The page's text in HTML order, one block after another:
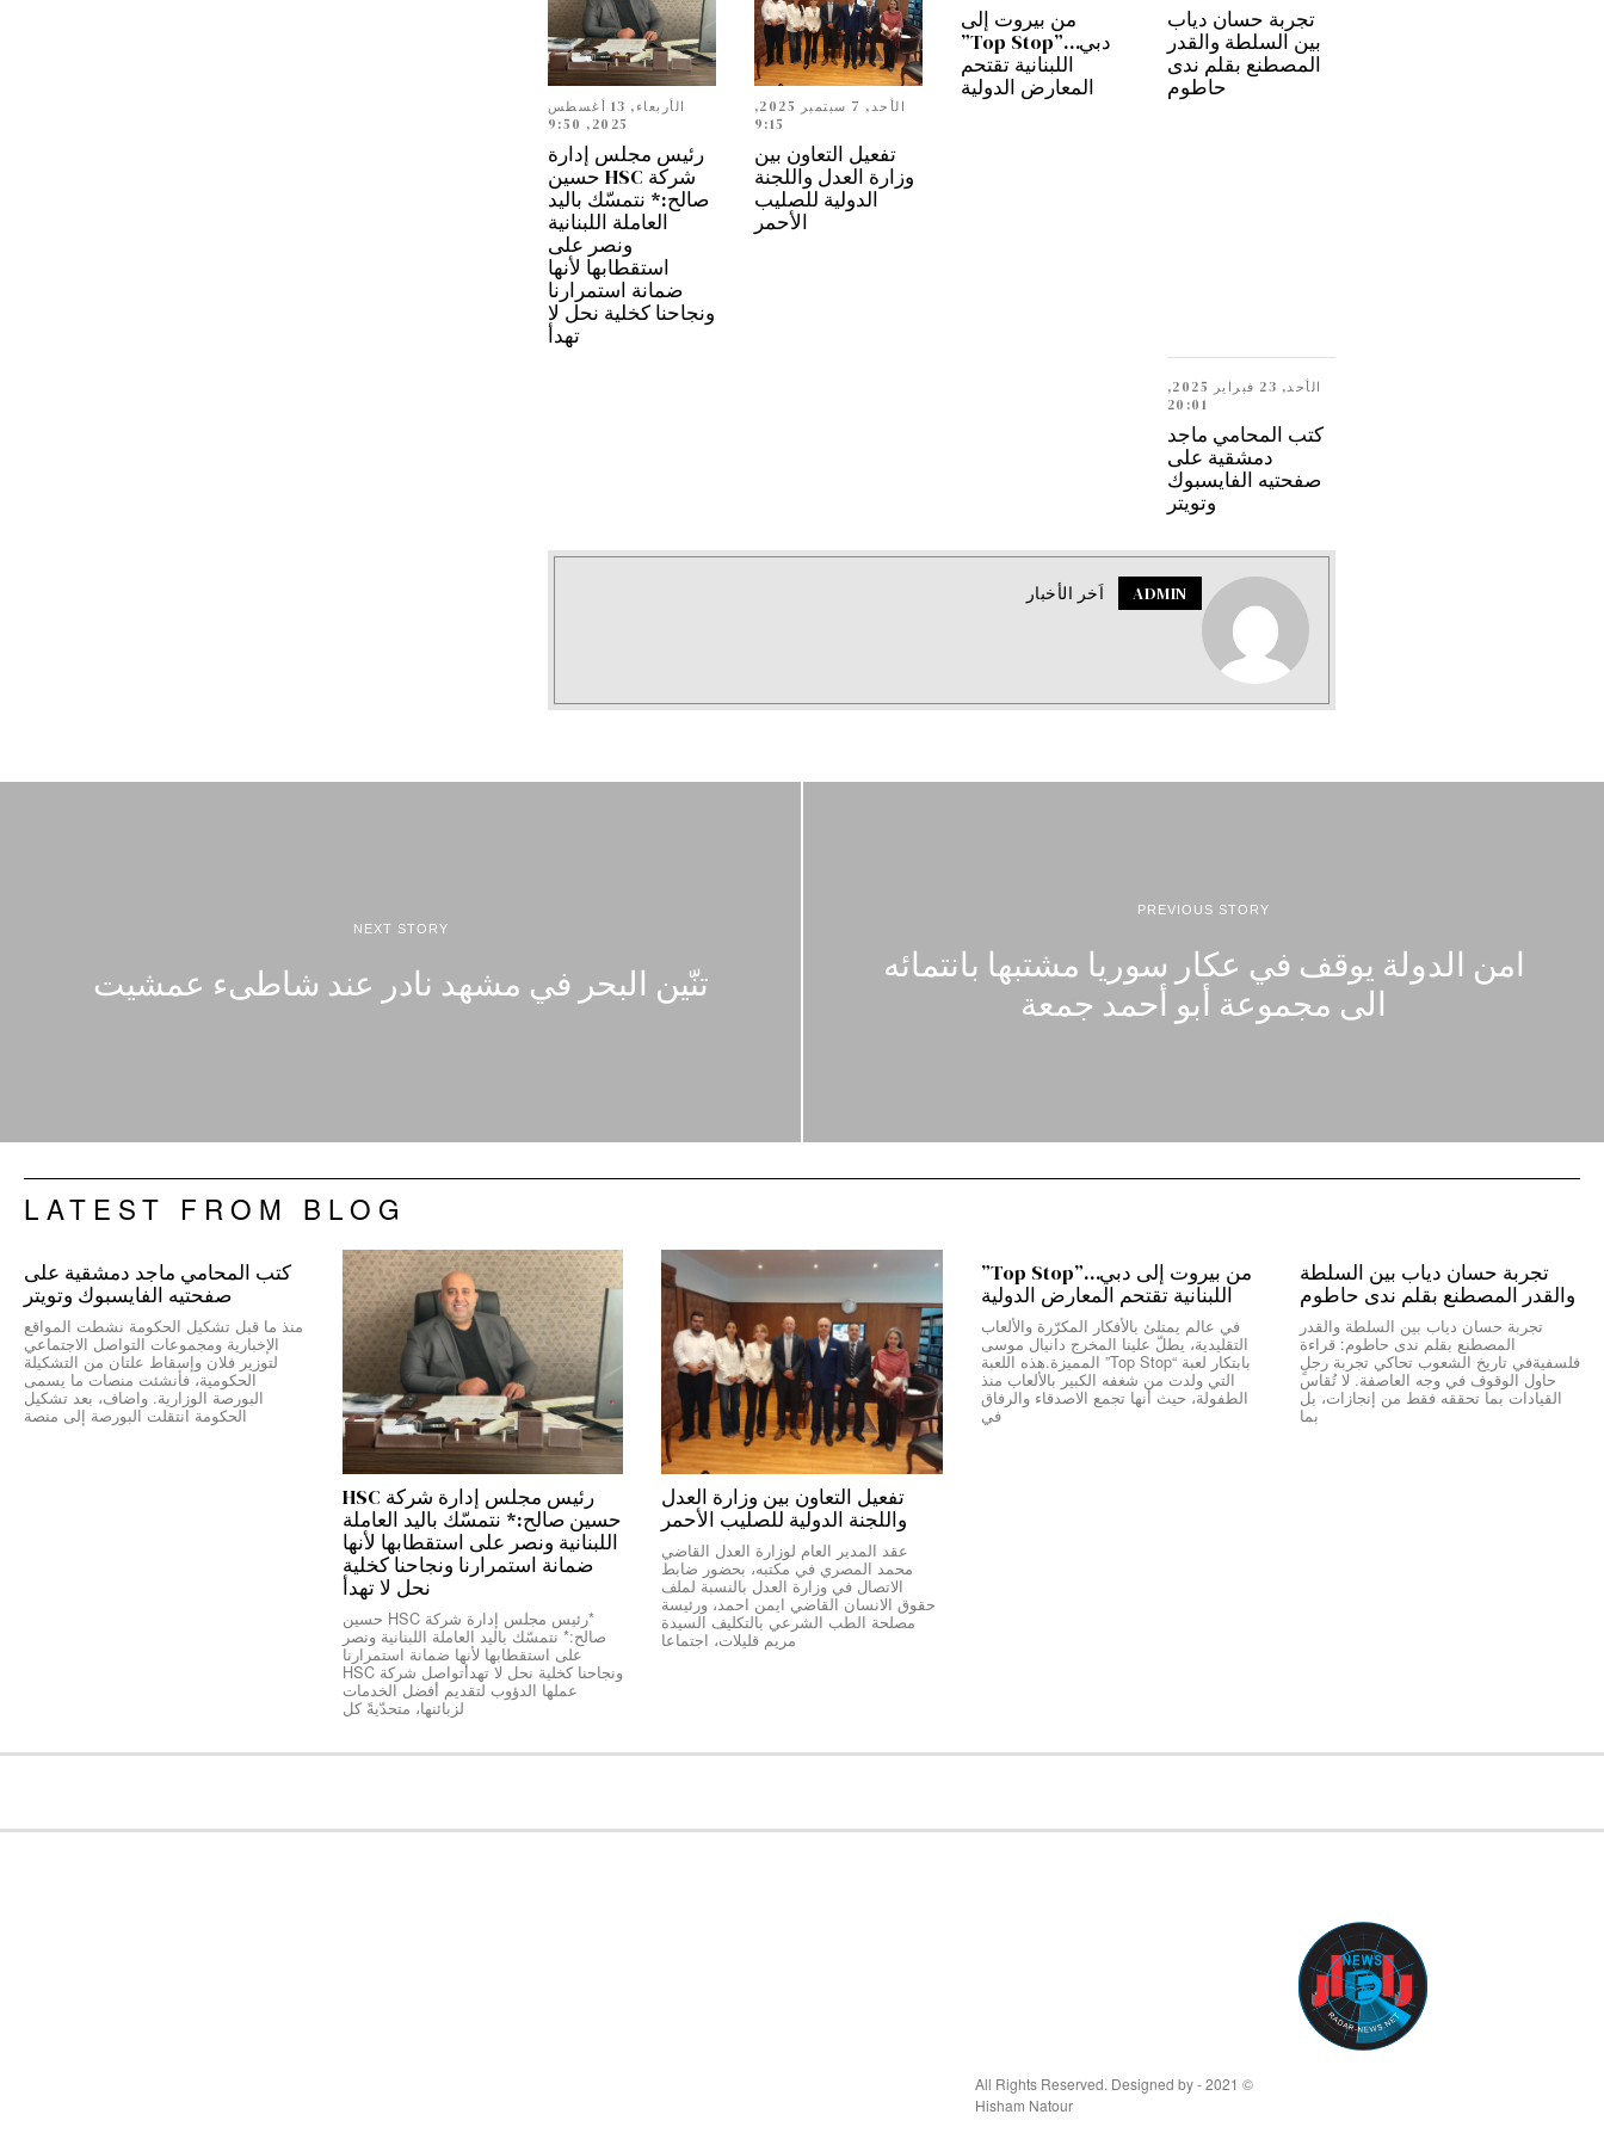
تجربة حسان دياب
بين السلطة والقدر
المصطنع بقلم ندى
حاطوم
من بيروت إلى
دبي…”Top Stop”
اللبنانية تقتحم
المعارض الدولية
الأحد, 7 سبتمبر 2025,
9:15
تفعيل التعاون بين
وزارة العدل واللجنة
الدولية للصليب
الأحمر
الأربعاء, 13 أغسطس
2025, 9:50
رئيس مجلس إدارة
شركة HSC حسين
صالح:* نتمسّك باليد
العاملة اللبنانية
ونصر على
استقطابها لأنها
ضمانة استمرارنا
ونجاحنا كخلية نحل لا
تهدأ
الأحد, 23 فبراير 2025,
20:01
كتب المحامي ماجد
دمشقية على
صفحتيه الفايسبوك
وتويتر
ADMIN اَخر الأخبار
PREVIOUS STORY
امن الدولة يوقف في عكار سوريا مشتبها بانتمائه
الى مجموعة أبو أحمد جمعة
NEXT STORY
تنّين البحر في مشهد نادر عند شاطىء عمشيت
LATEST FROM BLOG
تجربة حسان دياب بين السلطة
والقدر المصطنع بقلم ندى حاطوم
تجربة حسان دياب بين السلطة والقدر
المصطنع بقلم ندى حاطوم: قراءة
فلسفيةفي تاريخ الشعوب تحاكي تجربة رجلٍ
حاول الوقوف في وجه العاصفة. لا تُقاس
القيادات بما تحققه فقط من إنجازات، بل
بما
من بيروت إلى دبي…”Top Stop”
اللبنانية تقتحم المعارض الدولية
في عالم يمتلئ بالأفكار المكرّرة والألعاب
التقليدية، يطلّ علينا المخرج دانيال موسى
بابتكار لعبة “Top Stop” المميزة.هذه اللعبة
التي ولدت من شغفه الكبير بالألعاب منذ
الطفولة، حيث أنها تجمع الاصدقاء والرفاق
في
تفعيل التعاون بين وزارة العدل
واللجنة الدولية للصليب الأحمر
عقد المدير العام لوزارة العدل القاضي
محمد المصري في مكتبه، بحضور ضابط
الاتصال في وزارة العدل بالنسبة لملف
حقوق الانسان القاضي ايمن احمد، ورئيسة
مصلحة الطب الشرعي بالتكليف السيدة
مريم قليلات، اجتماعا
رئيس مجلس إدارة شركة HSC
حسين صالح:* نتمسّك باليد العاملة
اللبنانية ونصر على استقطابها لأنها
ضمانة استمرارنا ونجاحنا كخلية
نحل لا تهدأ
*رئيس مجلس إدارة شركة HSC حسين
صالح:* نتمسّك باليد العاملة اللبنانية ونصر
على استقطابها لأنها ضمانة استمرارنا
ونجاحنا كخلية نحل لا تهدأتواصل شركة HSC
عملها الدؤوب لتقديم أفضل الخدمات
لزبائنها، متحدّيةً كل
كتب المحامي ماجد دمشقية على
صفحتيه الفايسبوك وتويتر
منذ ما قبل تشكيل الحكومة نشطت المواقع
الإخبارية ومجموعات التواصل الاجتماعي
لتوزير فلان وإسقاط علتان من التشكيلة
الحكومية، فأنشئت منصات ما يسمى
البورصة الوزارية. واضاف، بعد تشكيل
الحكومة انتقلت البورصة إلى منصة
© 2021 - All Rights Reserved. Designed by
Hisham Natour